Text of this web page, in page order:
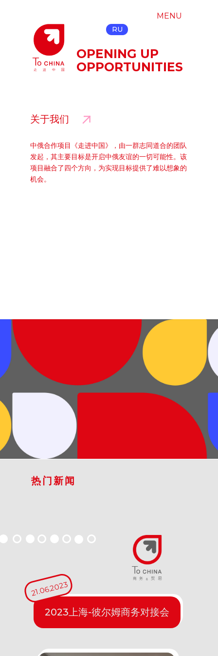
OPENING UP
OPPORTUNITIES
MENU
RU
关于我们
中俄合作项目《走进中国》，由一群志同道合的团队
发起，其主要目标是开启中俄友谊的一切可能性。该
项目融合了四个方向，为实现目标提供了难以想象的
机会。
热门新闻
2023上海-彼尔姆商务对接会
21.06.2023